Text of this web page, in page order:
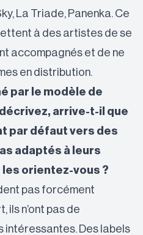
La Triade, Panenka. Ce
à des artistes de se
accompagnés et de ne
en distribution.
par le modèle de
arrive-t-il que
par défaut vers des
adaptés à leurs
les orientez-vous ?
pas forcément
ils n’ont pas de
Des labels